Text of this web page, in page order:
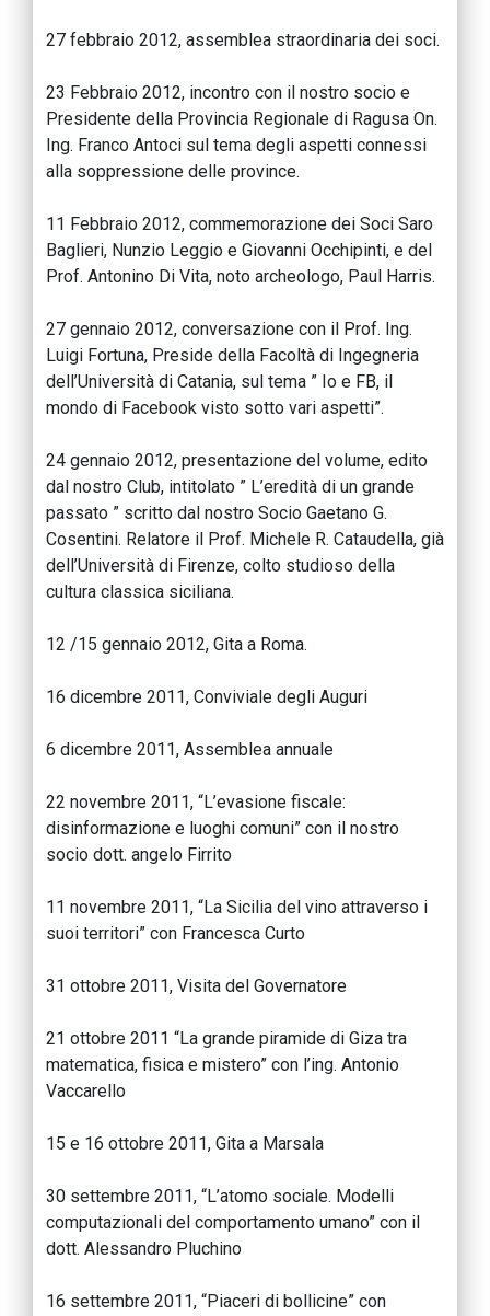
27 febbraio 2012, assemblea straordinaria dei soci.
23 Febbraio 2012, incontro con il nostro socio e
Presidente della Provincia Regionale di Ragusa On.
Ing. Franco Antoci sul tema degli aspetti connessi
alla soppressione delle province.
11 Febbraio 2012, commemorazione dei Soci Saro
Baglieri, Nunzio Leggio e Giovanni Occhipinti, e del
Prof. Antonino Di Vita, noto archeologo, Paul Harris.
27 gennaio 2012, conversazione con il Prof. Ing.
Luigi Fortuna, Preside della Facoltà di Ingegneria
dell’Università di Catania, sul tema ” Io e FB, il
mondo di Facebook visto sotto vari aspetti”.
24 gennaio 2012, presentazione del volume, edito
dal nostro Club, intitolato ” L’eredità di un grande
passato ” scritto dal nostro Socio Gaetano G.
Cosentini. Relatore il Prof. Michele R. Cataudella, già
dell’Università di Firenze, colto studioso della
cultura classica siciliana.
12 /15 gennaio 2012, Gita a Roma.
16 dicembre 2011, Conviviale degli Auguri
6 dicembre 2011, Assemblea annuale
22 novembre 2011, “L’evasione fiscale:
disinformazione e luoghi comuni” con il nostro
socio dott. angelo Firrito
11 novembre 2011, “La Sicilia del vino attraverso i
suoi territori” con Francesca Curto
31 ottobre 2011, Visita del Governatore
21 ottobre 2011 “La grande piramide di Giza tra
matematica, fisica e mistero” con l’ing. Antonio
Vaccarello
15 e 16 ottobre 2011, Gita a Marsala
30 settembre 2011, “L’atomo sociale. Modelli
computazionali del comportamento umano” con il
dott. Alessandro Pluchino
16 settembre 2011, “Piaceri di bollicine” con